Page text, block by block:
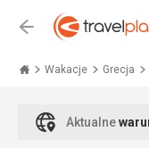
Wstecz
Wakacje Grecja
Aktualne